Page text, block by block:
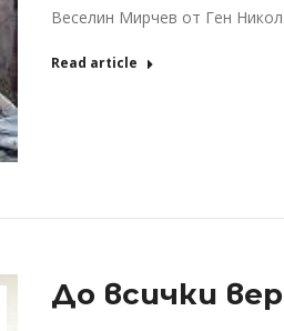
Веселин Мирчев от Ген
Read article
До всички